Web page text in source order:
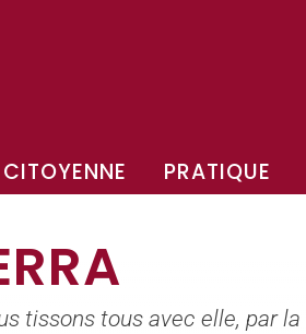
PRATIQUE
tissons tous avec elle, par la